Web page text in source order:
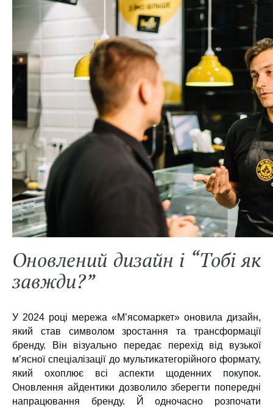
Оновлений дизайн і “Тобі як
завжди?”
У 2024 році мережа «М’ясомаркет» оновила дизайн,
який став символом зростання та трансформації
бренду. Він візуально передає перехід від вузької
м’ясної спеціалізації до мультикатегорійного формату,
який охоплює всі аспекти щоденних покупок.
Оновлення айдентики дозволило зберегти попередні
напрацювання бренду. Й одночасно розпочати